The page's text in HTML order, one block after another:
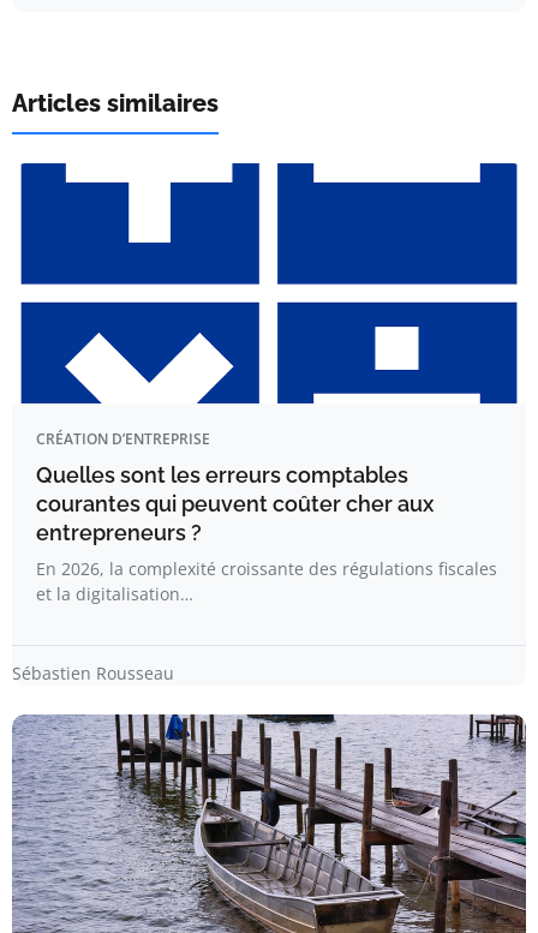
Articles similaires
CRÉATION D’ENTREPRISE
Quelles sont les erreurs comptables
courantes qui peuvent coûter cher aux
entrepreneurs ?
En 2026, la complexité croissante des régulations fiscales
et la digitalisation…
Sébastien Rousseau